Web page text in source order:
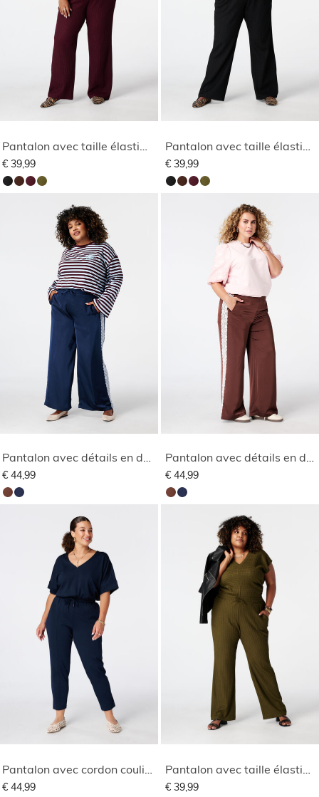
€ 39,99 € 39,99
Pantalon avec détails en dentelle sur les côtés
€ 44,99
Pantalon avec détails en dentelle sur les côtés
€ 44,99
€ 44,99 € 39,99